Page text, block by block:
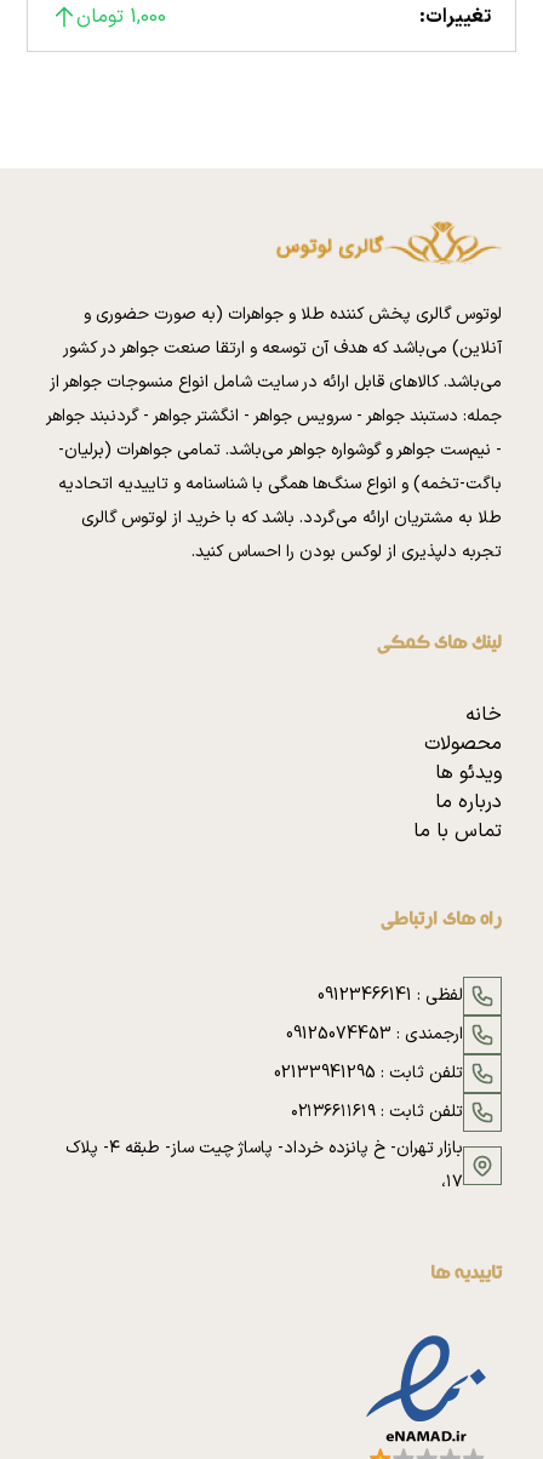
تغییرات:
1,000 تومان
لوتوس گالری پخش کننده طلا و جواهرات (به صورت حضوری و
آنلاین) می‌باشد که هدف آن توسعه و ارتقا صنعت جواهر در کشور
می‌باشد. کالا‌های قابل ارائه در سایت شامل انواع منسوجات جواهر از
جمله: دستبند جواهر - سرویس جواهر - انگشتر جواهر - گردنبند جواهر
- نیم‌ست جواهر و گوشواره جواهر می‌باشد. تمامی جواهرات (برلیان-
باگت-تخمه) و انواع سنگ‌ها همگی با شناسنامه و تاییدیه اتحادیه
طلا به مشتریان ارائه می‌گردد. باشد که با خرید از لوتوس گالری
تجربه دلپذیری از لوکس بودن را احساس کنید.
لینک های کمکی
خانه
محصولات
ویدئو ها
درباره ما
تماس با ما
راه های ارتباطی
لفظی : 09123466141
ارجمندی : 09125074453
تلفن ثابت : 02133941295
تلفن ثابت :۰۲۱۳۶۶۱۱۶۱۹
بازار تهران- خ پانزده خرداد- پاساژ چیت ساز- طبقه ۴- پلاک
۱۷،
تاییدیه ها